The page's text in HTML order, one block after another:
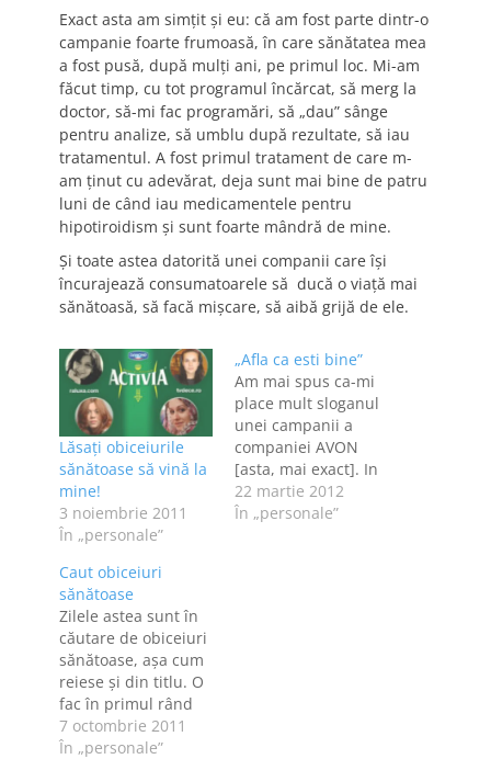
Exact asta am simţit şi eu: că am fost parte dintr-o
campanie foarte frumoasă, în care sănătatea mea
a fost pusă, după mulţi ani, pe primul loc. Mi-am
făcut timp, cu tot programul încărcat, să merg la
doctor, să-mi fac programări, să „dau” sânge
pentru analize, să umblu după rezultate, să iau
tratamentul. A fost primul tratament de care m-
am ţinut cu adevărat, deja sunt mai bine de patru
luni de când iau medicamentele pentru
hipotiroidism şi sunt foarte mândră de mine.
Şi toate astea datorită unei companii care îşi
încurajează consumatoarele să ducă o viaţă mai
sănătoasă, să facă mişcare, să aibă grijă de ele.
Lăsaţi obiceiurile
sănătoase să vină la
mine!
3 noiembrie 2011
În „personale”
„Afla ca esti bine”
Am mai spus ca-mi
place mult sloganul
unei campanii a
companiei AVON
[asta, mai exact]. In
spiritul asta si
oarecum impinsa de
22 martie 2012
În „personale”
Caut obiceiuri
sănătoase
Zilele astea sunt în
căutare de obiceiuri
sănătoase, așa cum
reiese și din titlu. O
fac în primul rând
pentru mine, pentru
că sunt departe de a
7 octombrie 2011
În „personale”